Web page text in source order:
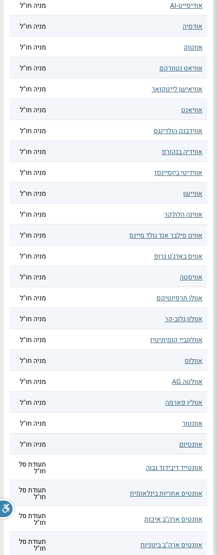
אודיסייט-AI מניה חו"ל
אודסיה מניה חו"ל
אווטוק מניה חו"ל
אוויאט נטוורקס מניה חו"ל
אוויאישן לייטקואר מניה חו"ל
אוויאנט מניה חו"ל
אווידבנק הולדינגס מניה חו"ל
אווידיה בנקורפ מניה חו"ל
אווידיטי ביוסיינסז מניה חו"ל
אוויישן מניה חו"ל
אווינה הלת'קר מניה חו"ל
אווינו סילבר אנד גולד מיינס מניה חו"ל
אוויס באדג'ט גרופ מניה חו"ל
אוויסטה מניה חו"ל
אוולו תרפיוטיקס מניה חו"ל
אוולון גלוב-קר מניה חו"ל
אוולונביי קומיוניטיז מניה חו"ל
אוולוס מניה חו"ל
אוולטה AG מניה חו"ל
אוולין פארמה מניה חו"ל
אוונטור מניה חו"ל
אוונטיום מניה חו"ל
אוונטייד דיבידנד גבוה תעודת סל
חו"ל
אוונטיס אחריות בינלאומית תעודת סל
חו"ל
אוונטיס ארה"ב איכות תעודת סל
חו"ל
אוונטיס ארה"ב בינוניות תעודת סל
חו"ל